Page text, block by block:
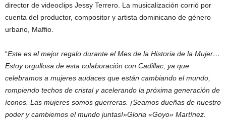
director de videoclips Jessy Terrero. La musicalización corrió por
cuenta del productor, compositor y artista dominicano de género
urbano, Maffio.
“Este es el mejor regalo durante el Mes de la Historia de la Mujer…
Estoy orgullosa de esta colaboración con Cadillac, ya que
celebramos a mujeres audaces que están cambiando el mundo,
rompiendo techos de cristal y acelerando la próxima generación de
íconos. Las mujeres somos guerreras. ¡Seamos dueñas de nuestro
poder y cambiemos el mundo juntas!»Gloria «Goyo» Martínez.